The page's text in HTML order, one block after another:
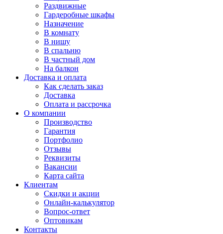
Раздвижные
Гардеробные шкафы
Назначение
В комнату
В нишу
В спальню
В частный дом
На балкон
Доставка и оплата
Как сделать заказ
Доставка
Оплата и рассрочка
О компании
Производство
Гарантия
Портфолио
Отзывы
Реквизиты
Вакансии
Карта сайта
Клиентам
Скидки и акции
Онлайн-калькулятор
Вопрос-ответ
Оптовикам
Контакты